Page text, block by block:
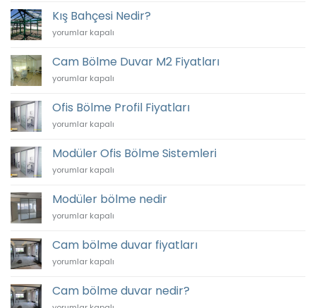
soğuk
olur
mu?
Kış Bahçesi Nedir?
Kış
Nedir?
için
yorumlar kapalı
Cam Bölme Duvar M2 Fiyatları
Cam
Duvar
M2
Fiyatları
yorumlar kapalı
Ofis Bölme Profil Fiyatları
Ofis
Profil
Fiyatları
için
yorumlar kapalı
Modüler Ofis Bölme Sistemleri
Modüler
Bölme
Sistemleri
için
yorumlar kapalı
Modüler bölme nedir
Modüler
nedir
için
yorumlar kapalı
Cam bölme duvar fiyatları
Cam
duvar
fiyatları
yorumlar kapalı
Cam bölme duvar nedir?